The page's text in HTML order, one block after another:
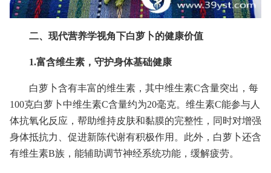
二、现代营养学视角下白萝卜的健康价值
1.富含维生素，守护身体基础健康
白萝卜含有丰富的维生素，其中维生素C含量突出，每
100克白萝卜中维生素C含量约为20毫克。维生素C能参与人
体抗氧化反应，帮助维持皮肤和黏膜的完整性，同时对增强
身体抵抗力、促进新陈代谢有积极作用。此外，白萝卜还含
有维生素B族，能辅助调节神经系统功能，缓解疲劳。